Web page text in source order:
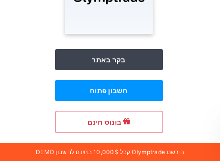
בקר באתר
חשבון פתוח
בונוס חינם
הירשם Olymptrade קבל 10,000$ בחינם לחשבון DEMO